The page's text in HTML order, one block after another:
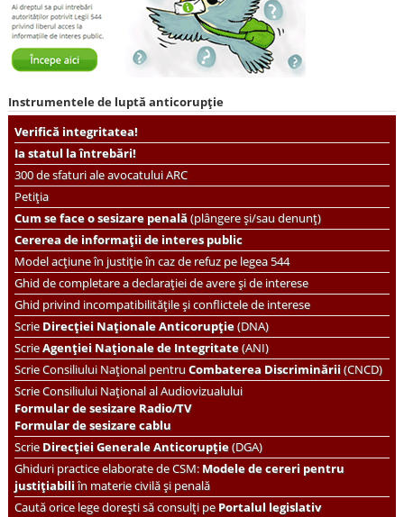
Instrumentele de luptă anticorupție
Verifică integritatea!
Ia statul la întrebări!
300 de sfaturi ale avocatului ARC
Petiția
Cum se face o sesizare penală(plângere și/sau denunț)
Cererea de informații de interes public
Model acțiune în justiție în caz de refuz pe legea 544
Ghid de completare a declarației de avere și de interese
Ghid privind incompatibilitățile și conflictele de interese
ScrieDirecției Naționale Anticorupție(DNA)
ScrieAgenției Naționale de Integritate(ANI)
ScrieConsiliului Național pentruCombaterea Discriminării(CNCD)
Scrie Consiliului Național al Audiovizualului
Formular de sesizare Radio/TV
Formular de sesizare cablu
ScrieDirecției Generale Anticorupție(DGA)
Ghiduri practice elaborate de CSM: Modele de cereri pentru
justițiabiliîn materie civilă și penală
Caută orice lege dorești să consulți pePortalul legislativ